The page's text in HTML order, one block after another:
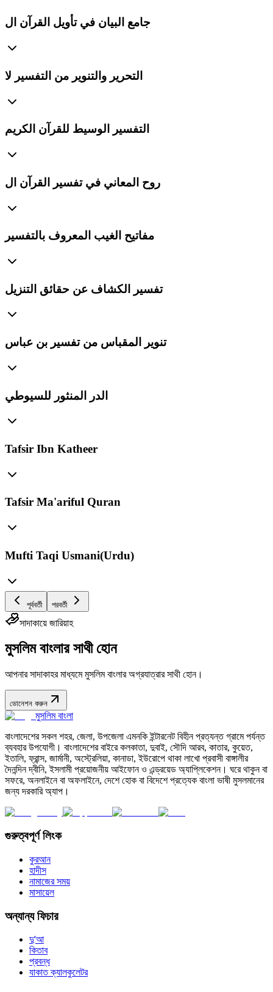
جامع البيان في تأويل القرآن ال
التحرير والتنوير من التفسير لا
التفسير الوسيط للقرآن الكريم
روح المعاني في تفسير القرآن ال
مفاتيح الغيب المعروف بالتفسير
تفسير الكشاف عن حقائق التنزيل
تنوير المقباس من تفسير بن عباس
الدر المنثور للسيوطي
Tafsir Ibn Katheer
Tafsir Ma'ariful Quran
Mufti Taqi Usmani(Urdu)
পূর্ববর্তী পরবর্তী
সাদাকায়ে জারিয়াহ
মুসলিম বাংলার সাথী হোন
আপনার সাদাকাহর মাধ্যমে মুসলিম বাংলার অগ্রযাত্রার সাথী হোন।
ডোনেশন করুন
মুসলিম বাংলা
বাংলাদেশের সকল শহর, জেলা, উপজেলা এমনকি ইন্টারনেট বিহীন প্রত্যন্ত গ্রামে পর্যন্ত
ব্যবহার উপযোগী। বাংলাদেশের বাইরে কলকাতা, দুবাই, সৌদি আরব, কাতার, কুয়েত,
ইতালি, ফ্রান্স, জার্মানী, অস্ট্রেলিয়া, কানাডা, ইউরোপে থাকা লাখো প্রবাসী বাঙ্গালীর
দৈনন্দিন দ্বীনি, ইসলামী প্রয়োজনীয় আইফোন ও এন্ড্রয়েড অ্যাপ্লিকেশন। ঘরে থাকুন বা
সফরে, অনলাইনে বা অফলাইনে, দেশে হোক বা বিদেশে প্রত্যেক বাংলা ভাষী মুসলমানের
জন্য দরকারি অ্যাপ।
গুরুত্বপূর্ণ লিংক
কুরআন
হাদীস
নামাজের সময়
মাসায়েল
অন্যান্য ফিচার
দু'আ
কিতাব
প্রবন্ধ
যাকাত ক্যালকুলেটর